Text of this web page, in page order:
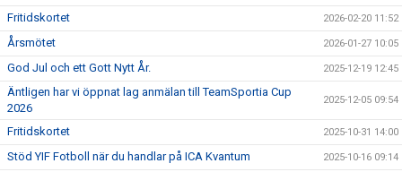
Fritidskortet 2026-02-20 11:52
Årsmötet 2026-01-27 10:05
God Jul och ett Gott Nytt År. 2025-12-19 12:45
Äntligen har vi öppnat lag anmälan till TeamSportia Cup
2026
2025-12-05 09:54
Fritidskortet 2025-10-31 14:00
Stöd YIF Fotboll när du handlar på ICA Kvantum 2025-10-16 09:14